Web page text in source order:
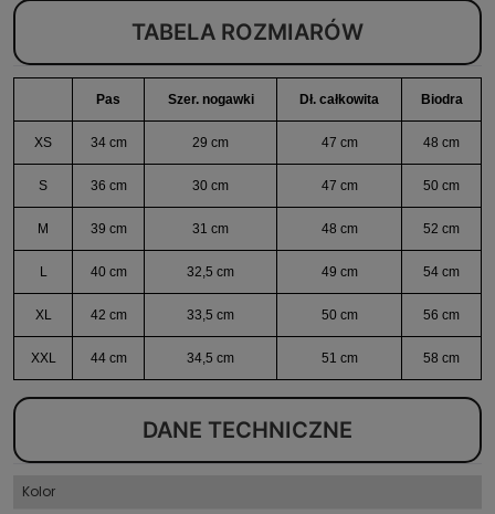
TABELA ROZMIARÓW
Pas Szer. nogawki Dł. całkowita Biodra
XS 34 cm 29 cm 47 cm 48 cm
S 36 cm 30 cm 47 cm 50 cm
M 39 cm 31 cm 48 cm 52 cm
L 40 cm 32,5 cm 49 cm 54 cm
XL 42 cm 33,5 cm 50 cm 56 cm
XXL 44 cm 34,5 cm 51 cm 58 cm
DANE TECHNICZNE
Kolor